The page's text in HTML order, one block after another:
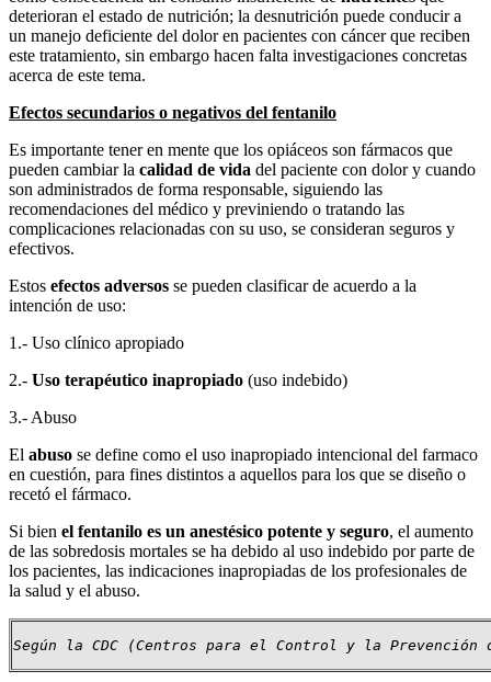
deterioran el estado de nutrición; la desnutrición puede conducir a
un manejo deficiente del dolor en pacientes con cáncer que reciben
este tratamiento, sin embargo hacen falta investigaciones concretas
acerca de este tema.
Efectos secundarios o negativos del fentanilo
Es importante tener en mente que los opiáceos son fármacos que
pueden cambiar la calidad de vida del paciente con dolor y cuando
son administrados de forma responsable, siguiendo las
recomendaciones del médico y previniendo o tratando las
complicaciones relacionadas con su uso, se consideran seguros y
efectivos.
Estos efectos adversos se pueden clasificar de acuerdo a la
intención de uso:
1.- Uso clínico apropiado
2.- Uso terapéutico inapropiado (uso indebido)
3.- Abuso
El abuso se define como el uso inapropiado intencional del farmaco
en cuestión, para fines distintos a aquellos para los que se diseño o
recetó el fármaco.
Si bien el fentanilo es un anestésico potente y seguro, el aumento
de las sobredosis mortales se ha debido al uso indebido por parte de
los pacientes, las indicaciones inapropiadas de los profesionales de
la salud y el abuso.
Según la CDC (Centros para el Control y la